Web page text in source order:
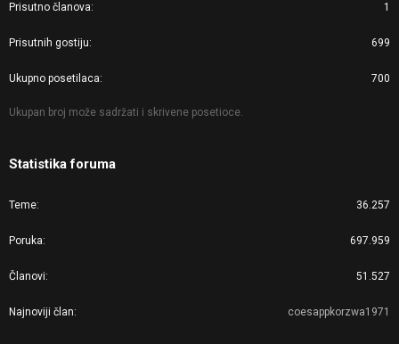
Prisutno članova 1
Prisutnih gostiju 699
Ukupno posetilaca 700
Ukupan broj može sadržati i skrivene posetioce.
Statistika foruma
Teme 36.257
Poruka 697.959
Članovi 51.527
Najnoviji član coesappkorzwa1971